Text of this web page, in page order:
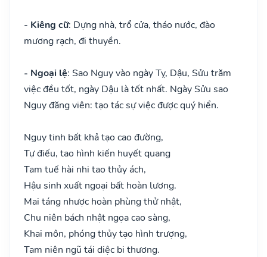
- Kiêng cữ: Dựng nhà, trổ cửa, tháo nước, đào
mương rạch, đi thuyền.
- Ngoại lệ: Sao Nguy vào ngày Tỵ, Dậu, Sửu trăm
việc đều tốt, ngày Dậu là tốt nhất. Ngày Sửu sao
Nguy đăng viên: tạo tác sự việc được quý hiển.
Nguy tinh bất khả tạo cao đường,
Tự điếu, tao hình kiến huyết quang
Tam tuế hài nhi tao thủy ách,
Hậu sinh xuất ngoại bất hoàn lương.
Mai táng nhược hoàn phùng thử nhật,
Chu niên bách nhật ngọa cao sàng,
Khai môn, phóng thủy tạo hình trượng,
Tam niên ngũ tái diệc bi thương.